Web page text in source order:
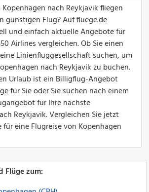
nach Reykjavik fliegen
günstigen Flug? Auf fluege.de
und einfach aktuelle Angebote für
Airlines vergleichen. Ob Sie einen
Linienfluggesellschaft suchen, um
nach Reykjavik zu buchen.
Urlaub ist ein Billigflug-Angebot
für Sie oder Sie suchen nach einem
für Ihre nächste
Reykjavik. Vergleichen Sie jetzt
eine Flugreise von Kopenhagen
Flüge zum: